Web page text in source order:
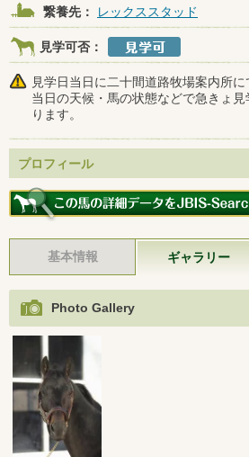
繋養先： レックススタッド
見学可否：
見学日当日に二十間道路牧場案内所に
当日の天候・馬の状態などで急きょ
ります。
プロフィール
基本情報 ギャラリー
Photo Gallery